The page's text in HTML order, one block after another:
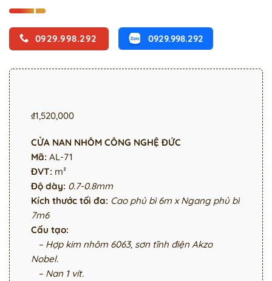
0929.998.292 0929.998.292
₫1,520,000
CỬA NAN NHÔM CÔNG NGHỆ ĐỨC
Mã: AL-71
ĐVT: m²
Độ dày: 0.7-0.8mm
Kích thước tối đa: Cao phủ bì 6m x Ngang phủ bì
7m6
Cấu tạo:
– Hợp kim nhôm 6063, sơn tĩnh điện Akzo
Nobel.
– Nan 1 vít.